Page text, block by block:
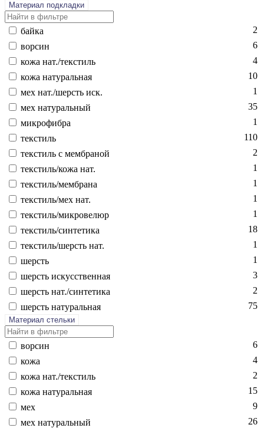
Материал подкладки
бай­ка
2
вор­син
6
ко­жа нат./текс­тиль
4
ко­жа на­тураль­ная
10
мех нат./шерсть иск.
1
мех на­тураль­ный
35
мик­ро­фиб­ра
1
текс­тиль
110
текс­тиль с мемб­ра­ной
2
текс­тиль/ко­жа нат.
1
текс­тиль/мемб­ра­на
1
текс­тиль/мех нат.
1
текс­тиль/мик­ро­велюр
1
текс­тиль/син­те­тика
18
текс­тиль/шерсть нат.
1
шерсть
1
шерсть ис­кусс­твен­ная
3
шерсть нат./син­те­тика
2
шерсть на­тураль­ная
75
Материал стельки
вор­син
6
ко­жа
4
ко­жа нат./текс­тиль
2
ко­жа на­тураль­ная
15
мех
9
мех на­тураль­ный
26